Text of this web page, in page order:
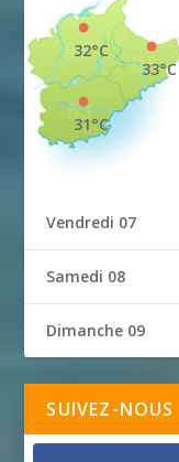
33°C
32°C
31°C
Vendredi 07
Samedi 08
Dimanche 09
SUIVEZ-NOUS